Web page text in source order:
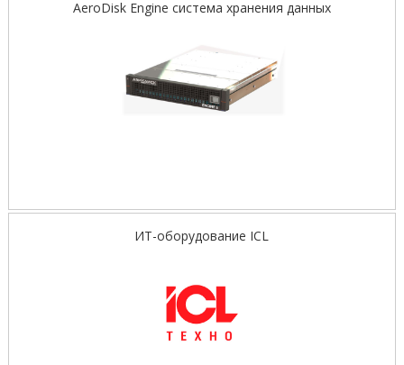
AeroDisk Engine cистема хранения данных
ИТ-оборудование ICL